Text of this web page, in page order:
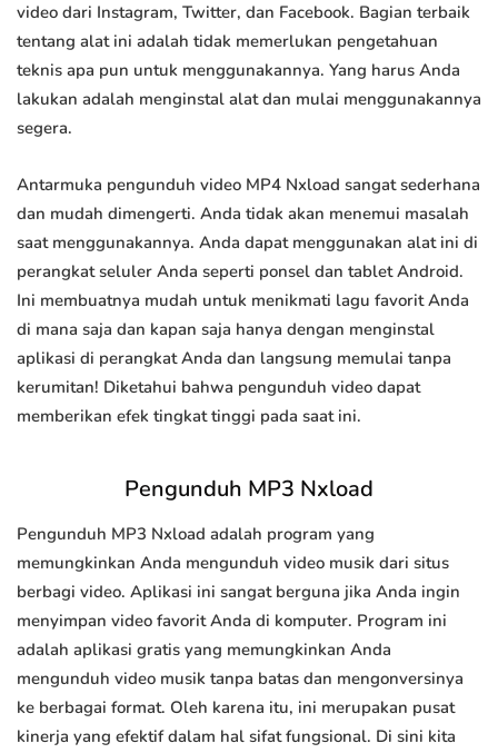
video dari Instagram, Twitter, dan Facebook. Bagian terbaik
tentang alat ini adalah tidak memerlukan pengetahuan
teknis apa pun untuk menggunakannya. Yang harus Anda
lakukan adalah menginstal alat dan mulai menggunakannya
segera.
Antarmuka pengunduh video MP4 Nxload sangat sederhana
dan mudah dimengerti. Anda tidak akan menemui masalah
saat menggunakannya. Anda dapat menggunakan alat ini di
perangkat seluler Anda seperti ponsel dan tablet Android.
Ini membuatnya mudah untuk menikmati lagu favorit Anda
di mana saja dan kapan saja hanya dengan menginstal
aplikasi di perangkat Anda dan langsung memulai tanpa
kerumitan! Diketahui bahwa pengunduh video dapat
memberikan efek tingkat tinggi pada saat ini.
Pengunduh MP3 Nxload
Pengunduh MP3 Nxload adalah program yang
memungkinkan Anda mengunduh video musik dari situs
berbagi video. Aplikasi ini sangat berguna jika Anda ingin
menyimpan video favorit Anda di komputer. Program ini
adalah aplikasi gratis yang memungkinkan Anda
mengunduh video musik tanpa batas dan mengonversinya
ke berbagai format. Oleh karena itu, ini merupakan pusat
kinerja yang efektif dalam hal sifat fungsional. Di sini kita